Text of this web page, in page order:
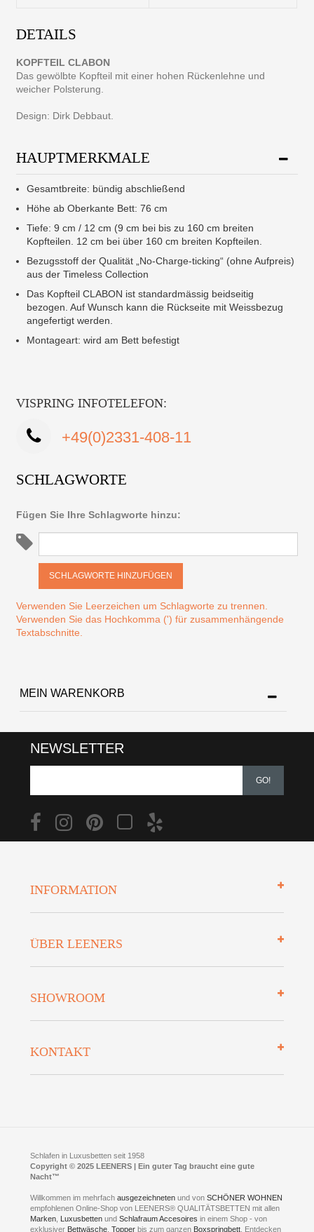
DETAILS
KOPFTEIL CLABON
Das gewölbte Kopfteil mit einer hohen Rückenlehne und
weicher Polsterung.
Design: Dirk Debbaut.
HAUPTMERKMALE
Gesamtbreite: bündig abschließend
Höhe ab Oberkante Bett: 76 cm
Tiefe: 9 cm / 12 cm (9 cm bei bis zu 160 cm breiten
Kopfteilen. 12 cm bei über 160 cm breiten Kopfteilen.
Bezugsstoff der Qualität „No-Charge-ticking“ (ohne Aufpreis)
aus der Timeless Collection
Das Kopfteil CLABON ist standardmässig beidseitig
bezogen. Auf Wunsch kann die Rückseite mit Weissbezug
angefertigt werden.
Montageart: wird am Bett befestigt
VISPRING INFOTELEFON:
+49(0)2331-408-11
SCHLAGWORTE
Fügen Sie Ihre Schlagworte hinzu:
SCHLAGWORTE HINZUFÜGEN
Verwenden Sie Leerzeichen um Schlagworte zu trennen.
Verwenden Sie das Hochkomma (') für zusammenhängende
Textabschnitte.
MEIN WARENKORB
NEWSLETTER
GO!
INFORMATION
Finanzierung
Datenschutz
ÜBER LEENERS
Preisgarantie
Presse
Jobs
SHOWROOM
Fotoalbum
Kontakt
KONTAKT
Neuer Showroom für unsere Onlineartikel.
Kontakt via:WhatsApp
Kontakt via:eMail
Schlafen in Luxusbetten seit 1958
Copyright © 2025 LEENERS | Ein guter Tag braucht eine gute
Nacht™
Willkommen im mehrfachausgezeichnetenund vonSCHÖNER WOHNEN
empfohlenen Online-Shop von LEENERS® QUALITÄTSBETTEN mit allen
Marken Luxusbetten undSchlafraum Accesoires in einem Shop - von
exklusiver Bettwäsche ,Topper bis zum ganzen Boxspringbett . Entdecken